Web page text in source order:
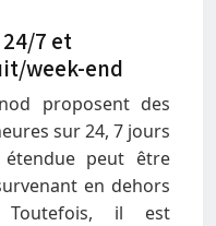
7 et
week-end
proposent des
sur 24, 7 jours
peut être
en dehors
Toutefois, il est